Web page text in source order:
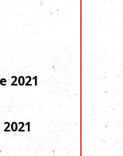
2021